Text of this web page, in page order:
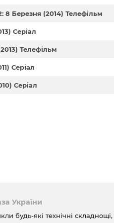
8 Березня (2014) Телефільм
Серіал
Телефільм
Серіал
Серіал
України
будь-які технічні